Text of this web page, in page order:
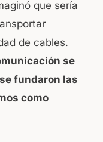
que sería
de cables.
se
fundaron las
como